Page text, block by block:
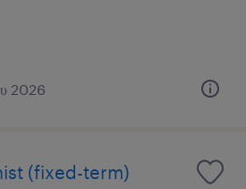
2026
(fixed-term)